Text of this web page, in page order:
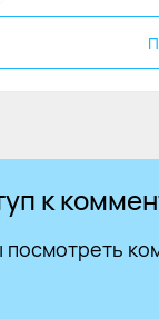
к
посмотреть